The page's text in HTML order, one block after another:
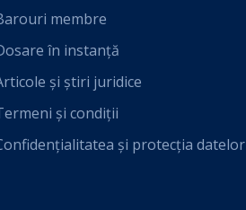
membre
în instanță
și știri juridice
și condiții
și protecția datelor